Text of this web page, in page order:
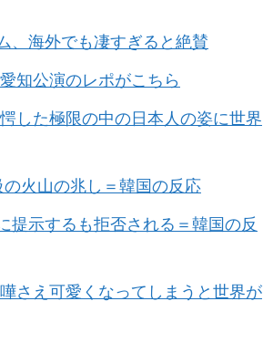
、海外でも凄すぎると絶賛
知公演のレポがこちら
した極限の中の日本人の姿に世界
火山の兆し＝韓国の反応
提示するも拒否される＝韓国の反
さえ可愛くなってしまうと世界が